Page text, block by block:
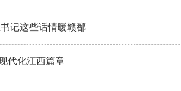
记这些话情暖赣鄱
代化江西篇章